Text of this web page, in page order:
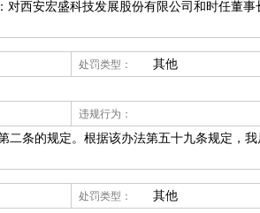
西安宏盛科技发展股份有限公司和时任董事
处罚类型： 其他
违规行为：
二条的规定。根据该办法第五十九条规定，
处罚类型： 其他